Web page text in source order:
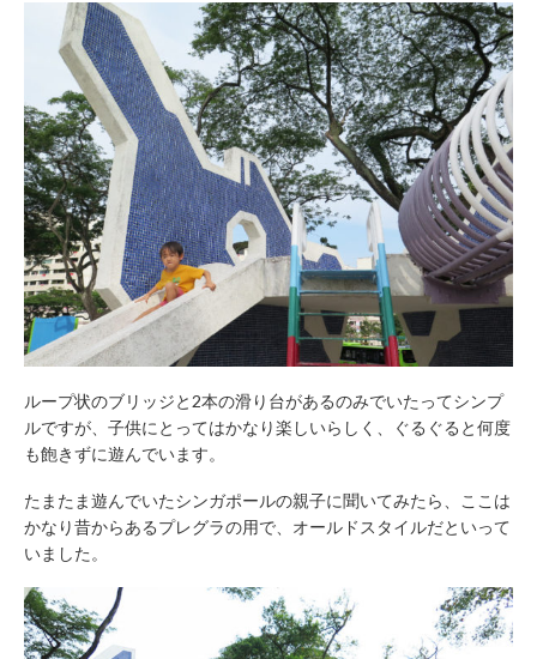
ループ状のブリッジと2本の滑り台があるのみでいたってシンプ
ルですが、子供にとってはかなり楽しいらしく、ぐるぐると何度
も飽きずに遊んでいます。
たまたま遊んでいたシンガポールの親子に聞いてみたら、ここは
かなり昔からあるプレグラの用で、オールドスタイルだといって
いました。